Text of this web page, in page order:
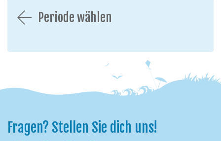
Periode wählen
Fragen? Stellen Sie dich uns!